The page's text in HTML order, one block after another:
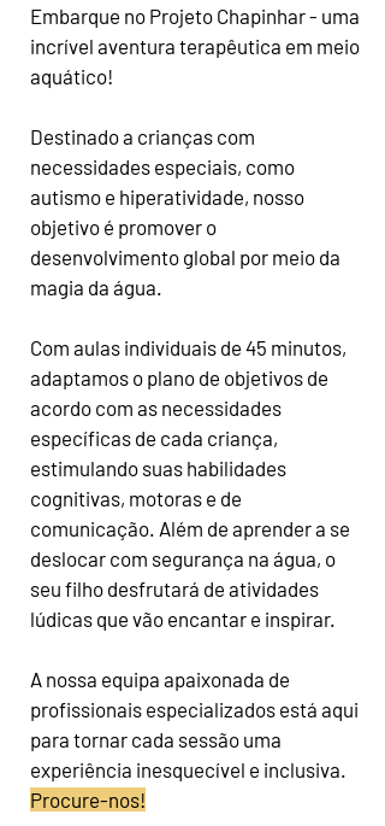
Embarque no Projeto Chapinhar - uma
incrível aventura terapêutica em meio
aquático!
Destinado a crianças com
necessidades especiais, como
autismo e hiperatividade, nosso
objetivo é promover o
desenvolvimento global por meio da
magia da água.
Com aulas individuais de 45 minutos,
adaptamos o plano de objetivos de
acordo com as necessidades
específicas de cada criança,
estimulando suas habilidades
cognitivas, motoras e de
comunicação. Além de aprender a se
deslocar com segurança na água, o
seu filho desfrutará de atividades
lúdicas que vão encantar e inspirar.
A nossa equipa apaixonada de
profissionais especializados está aqui
para tornar cada sessão uma
experiência inesquecível e inclusiva.
Procure-nos!